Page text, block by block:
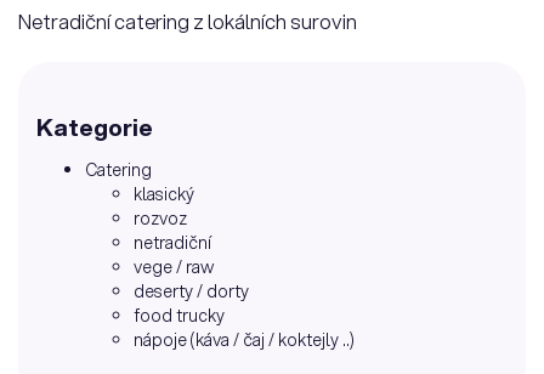
Netradiční catering z lokálních surovin
Kategorie
Catering
klasický
rozvoz
netradiční
vege / raw
deserty / dorty
food trucky
nápoje (káva / čaj / koktejly ..)